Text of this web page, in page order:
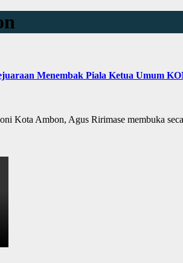
Menembak Piala Ketua Umum
Kota Ambon, Agus Ririmase membuka